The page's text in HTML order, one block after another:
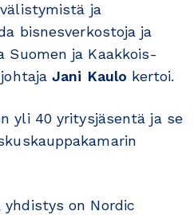
ja
bisnesverkostoja ja
ja Kaakkois-
Jani Kaulo kertoi.
yli 40 yritysjäsentä ja se
yhdistys on Nordic